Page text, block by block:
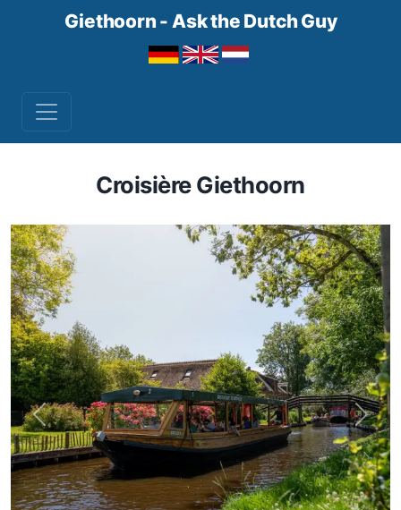
Giethoorn - Ask the Dutch Guy
Croisière Giethoorn
Previous Next